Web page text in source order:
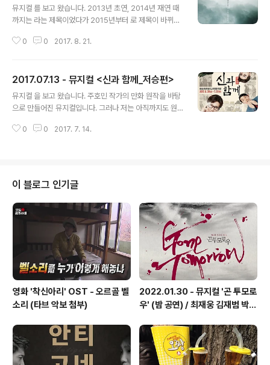
뮤지컬 를 보고 왔습니다. 2013년 초연, 2014년 재연 때
까지는 라는 제목이었다가 2015년부터 로 제목이 바뀌었
이고, 그의 묘한 행적에 상상력을 덧붙인 작품입니다. 캐스
았습니다. 도대체 왜 못 찾은걸까요... 암튼! 제가 본 캐스팅
은 이렇습니다. 곽선영 배우님을 보기 위해서였죠. 1차 팀
공연은 현재 매진이어서, 이제 또 보고 싶어도 못봅니다. 엉
메라로 찍었는데, 배우님들 부분만 크롭해두었던 사진입니
0 0 2017. 8. 21.
2017.07.13 - 뮤지컬 <신과 함께_저승편>
뮤지컬 을 보고 왔습니다. 주호민 작가의 만화 원작을 바탕
으로 만들어진 뮤지컬입니다. 그러나 저는 아직까지도 원
만화를 보고 싶어졌습니다. 이날 캐스팅은 작년 봄에 에서
대왕(금승훈 분)을 포함한 7명의 신들에게 재판을 받게 된
다는 세계관을 전제로 하고 있습니다. 신들은 악행을 한 인
간들에게 형벌을 내리는 것을 기본으로 하지만, 지정보살
(김백현 분)은 인간들에게도 구원의 기회를 줘야 한다고 여
겨 변호사들을 육성합니다. 김자홍(39세, 비혼 남성)이라
는 사람이 연일 계속되는 야..
0 0 2017. 7. 14.
이 블로그 인기글
영화 '착신아리' OST - 오르골 벨
소리 (타브 악보 첨부)
2022.01.30 - 뮤지컬 '곤 투모로
우' (밤 공연) / 최재웅 김재범 박영